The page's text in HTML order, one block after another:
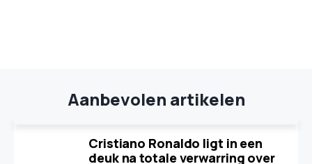
Aanbevolen artikelen
Cristiano Ronaldo ligt in een
deuk na totale verwarring over